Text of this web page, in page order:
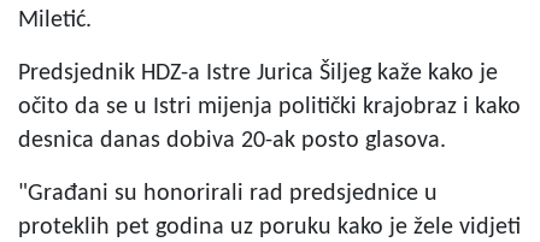
Miletić.
Predsjednik HDZ-a Istre Jurica Šiljeg kaže kako je
očito da se u Istri mijenja politički krajobraz i kako
desnica danas dobiva 20-ak posto glasova.
"Građani su honorirali rad predsjednice u
proteklih pet godina uz poruku kako je žele vidjeti